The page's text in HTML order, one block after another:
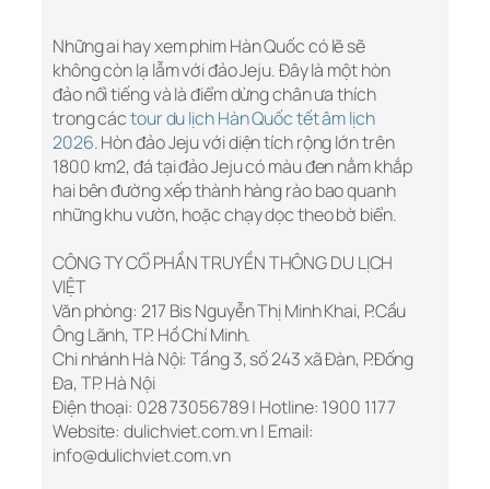
Những ai hay xem phim Hàn Quốc có lẽ sẽ
không còn lạ lẫm với đảo Jeju. Đây là một hòn
đảo nổi tiếng và là điểm dừng chân ưa thích
trong cáctour du lịch Hàn Quốc tết âm lịch
2026. Hòn đảo Jeju với diện tích rộng lớn trên
1800 km2, đá tại đảo Jeju có màu đen nằm khắp
hai bên đường xếp thành hàng rào bao quanh
những khu vườn, hoặc chạy dọc theo bờ biển.
CÔNG TY CỔ PHẦN TRUYỀN THÔNG DU LỊCH
VIỆT
Văn phòng: 217 Bis Nguyễn Thị Minh Khai, P.Cầu
Ông Lãnh, TP. Hồ Chí Minh.
Chi nhánh Hà Nội: Tầng 3, số 243 xã Đàn, P.Đống
Đa, TP. Hà Nội
Điện thoại: 028 73056789 | Hotline: 1900 1177
Website: dulichviet.com.vn | Email:
info@dulichviet.com.vn